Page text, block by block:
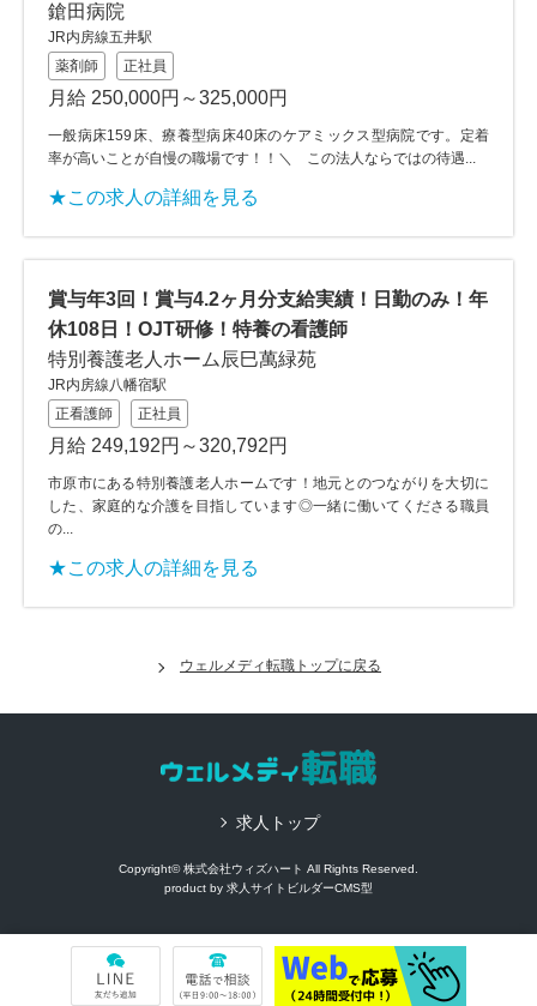
鎗田病院
JR内房線五井駅
薬剤師
正社員
月給 250,000円～325,000円
一般病床159床、療養型病床40床のケアミックス型病院です。定着
率が高いことが自慢の職場です！！＼ この法人ならではの待遇...
★この求人の詳細を見る
賞与年3回！賞与4.2ヶ月分支給実績！日勤のみ！年
休108日！OJT研修！特養の看護師
特別養護老人ホーム辰巳萬緑苑
JR内房線八幡宿駅
正看護師
正社員
月給 249,192円～320,792円
市原市にある特別養護老人ホームです！地元とのつながりを大切に
した、家庭的な介護を目指しています◎一緒に働いてくださる職員
の...
★この求人の詳細を見る
ウェルメディ転職トップに戻る
求人トップ
Copyright© 株式会社ウィズハート All Rights Reserved.
product by 求人サイトビルダーCMS型